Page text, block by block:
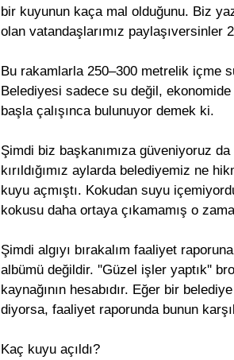
bir kuyunun kaça mal olduğunu. Biz
olan vatandaşlarımız
Bu rakamlarla 250–300 metrelik içme
Belediyesi sadece su değil,
başla çalışınca bulunuyor demek ki.
Şimdi biz başkanımıza güveniyoruz
kırıldığımız aylarda belediyemiz ne
kuyu açmıştı. Kokudan suyu
kokusu daha ortaya çıkamamış o
Şimdi algıyı bırakalım faaliyet
albümü değildir. ''Güzel işler yaptık''
kaynağının hesabıdır. Eğer bir
diyorsa, faaliyet raporunda bunun
Kaç kuyu açıldı?